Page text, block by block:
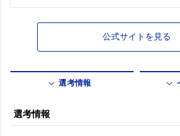
公式サイトを見る
選考情報
選考情報